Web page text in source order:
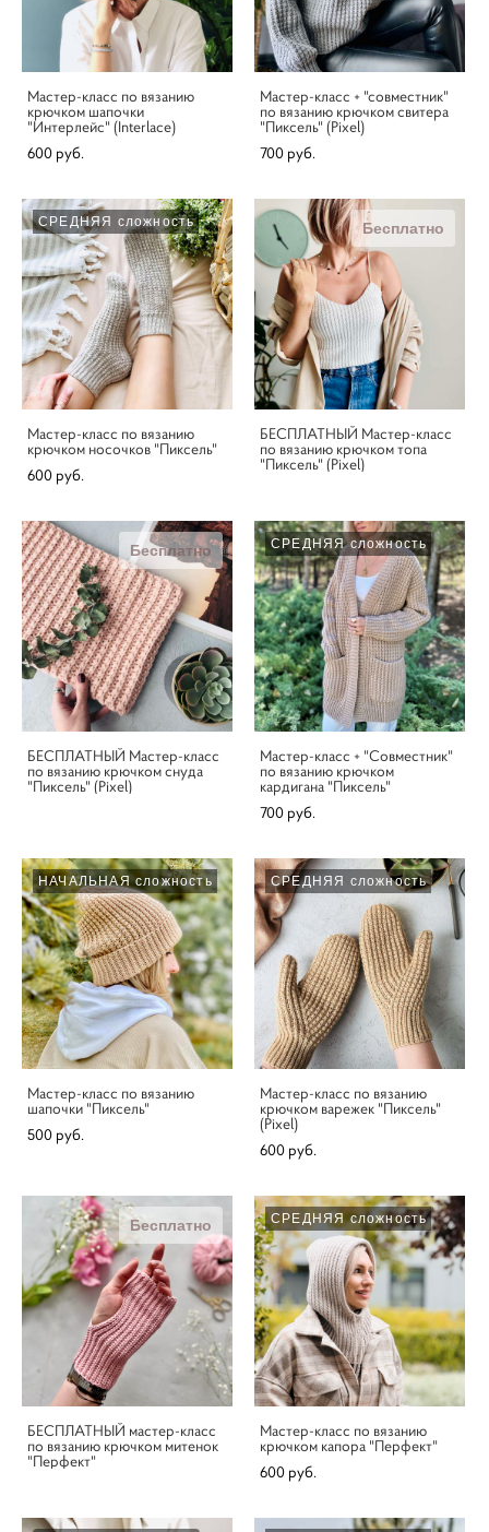
Мастер-класс по вязанию
крючком шапочки
"Интерлейс" (Interlace)
600 pуб.
Мастер-класс + "совместник"
по вязанию крючком свитера
"Пиксель" (Pixel)
700 pуб.
СРЕДНЯЯ сложность
Мастер-класс по вязанию
крючком носочков "Пиксель"
600 pуб.
Бесплатно
БЕСПЛАТНЫЙ Мастер-класс
по вязанию крючком топа
"Пиксель" (Pixel)
Бесплатно
БЕСПЛАТНЫЙ Мастер-класс
по вязанию крючком снуда
"Пиксель" (Pixel)
СРЕДНЯЯ сложность
Мастер-класс + "Совместник"
по вязанию крючком
кардигана "Пиксель"
700 pуб.
НАЧАЛЬНАЯ сложность
Мастер-класс по вязанию
шапочки "Пиксель"
500 pуб.
СРЕДНЯЯ сложность
Мастер-класс по вязанию
крючком варежек "Пиксель"
(Pixel)
600 pуб.
Бесплатно
БЕСПЛАТНЫЙ мастер-класс
по вязанию крючком митенок
"Перфект"
СРЕДНЯЯ сложность
Мастер-класс по вязанию
крючком капора "Перфект"
600 pуб.